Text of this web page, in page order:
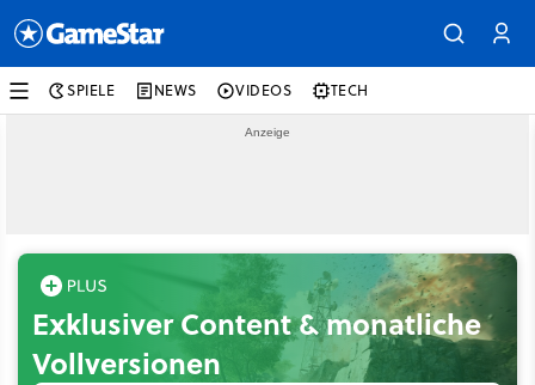
SPIELE NEWS VIDEOS TECH
Exklusiver Content & monatliche
Vollversionen